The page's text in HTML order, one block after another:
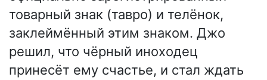
товарный знак (тавро) и телёнок,
заклеймённый этим знаком. Джо
решил, что чёрный иноходец
принесёт ему счастье, и стал ждать